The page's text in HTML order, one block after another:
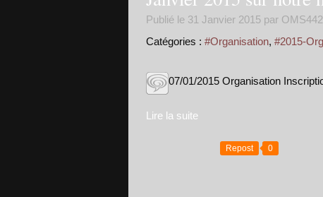
Publié le 31 Janvier 2015 par
Catégories : #Organisation, #2015-
07/01/2015 Organisation
Lire la suite
Repost 0